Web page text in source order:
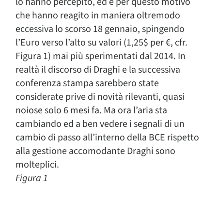
che hanno reagito in maniera oltremodo
eccessiva lo scorso 18 gennaio, spingendo
l’Euro verso l’alto su valori (1,25$ per €, cfr.
Figura 1) mai più sperimentati dal 2014. In
realtà il discorso di Draghi e la successiva
conferenza stampa sarebbero state
considerate prive di novità rilevanti, quasi
noiose solo 6 mesi fa. Ma ora l’aria sta
cambiando ed a ben vedere i segnali di un
cambio di passo all’interno della BCE rispetto
alla gestione accomodante Draghi sono
molteplici.
Figura 1